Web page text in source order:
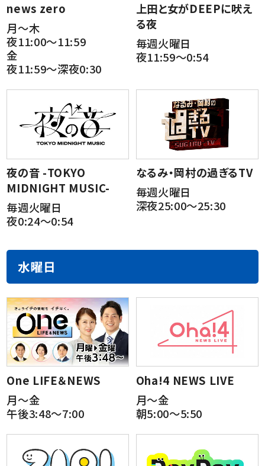
news zero
月～木
夜11:00～11:59
金
夜11:59～深夜0:30
上田と女がDEEPに吠え
る夜
毎週火曜日
夜11:59～0:54
夜の音 -TOKYO
MIDNIGHT MUSIC-
毎週火曜日
夜0:24～0:54
なるみ・岡村の過ぎるTV
毎週火曜日
深夜25:00～25:30
水曜日
One LIFE＆NEWS
月～金
午後3:48～7:00
Oha!4 NEWS LIVE
月～金
朝5:00～5:50